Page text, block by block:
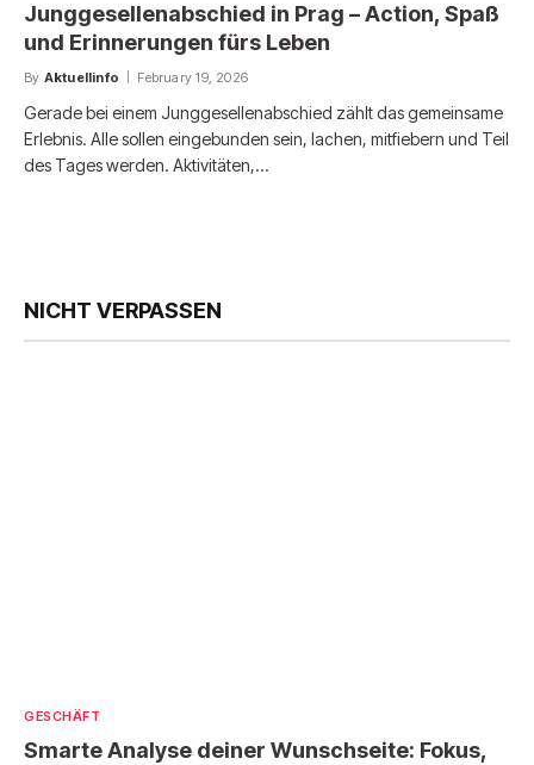
Junggesellenabschied in Prag – Action, Spaß
und Erinnerungen fürs Leben
By Aktuellinfo February 19, 2026
Gerade bei einem Junggesellenabschied zählt das gemeinsame
Erlebnis. Alle sollen eingebunden sein, lachen, mitfiebern und Teil
des Tages werden. Aktivitäten,…
NICHT VERPASSEN
GESCHÄFT
Smarte Analyse deiner Wunschseite: Fokus,